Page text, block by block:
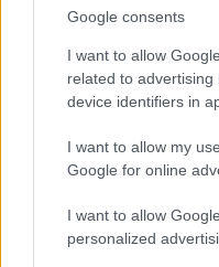
Google consents
I want to allow
related to
device identifiers in
I want to allow my
Google for online
I want to allow
personalized
Középpontban a
Majka koncert, jóga